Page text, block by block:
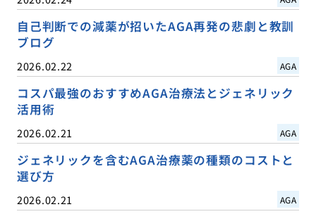
自己判断での減薬が招いたAGA再発の悲劇と教訓
ブログ
2026.02.22 AGA
コスパ最強のおすすめAGA治療法とジェネリック
活用術
2026.02.21 AGA
ジェネリックを含むAGA治療薬の種類のコストと
選び方
2026.02.21 AGA